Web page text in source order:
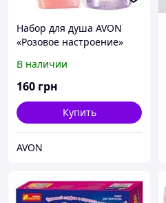
Набор для душа AVON
«Розовое настроение»
В наличии
160 грн
Купить
AVON